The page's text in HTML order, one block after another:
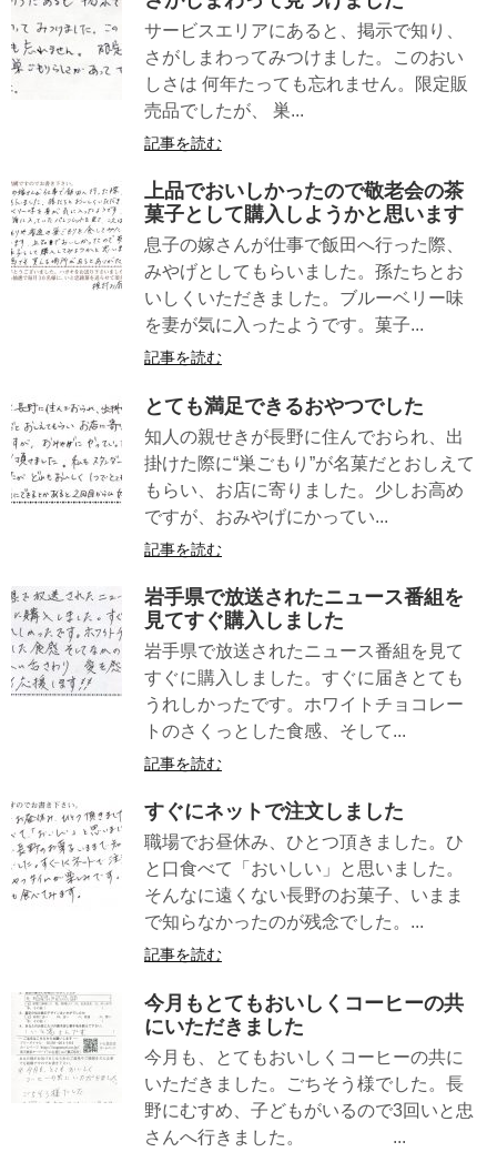
サービスエリアにあると、掲示で知り、
さがしまわってみつけました。このおい
しさは 何年たっても忘れません。限定販
売品でしたが、 巣...
記事を読む
上品でおいしかったので敬老会の茶
菓子として購入しようかと思います
息子の嫁さんが仕事で飯田へ行った際、
みやげとしてもらいました。孫たちとお
いしくいただきました。ブルーベリー味
を妻が気に入ったようです。菓子...
記事を読む
とても満足できるおやつでした
知人の親せきが長野に住んでおられ、出
掛けた際に“巣ごもり”が名菓だとおしえて
もらい、お店に寄りました。少しお高め
ですが、おみやげにかってい...
記事を読む
岩手県で放送されたニュース番組を
見てすぐ購入しました
岩手県で放送されたニュース番組を見て
すぐに購入しました。すぐに届きとても
うれしかったです。ホワイトチョコレー
トのさくっとした食感、そして...
記事を読む
すぐにネットで注文しました
職場でお昼休み、ひとつ頂きました。ひ
と口食べて「おいしい」と思いました。
そんなに遠くない長野のお菓子、いまま
で知らなかったのが残念でした。...
記事を読む
今月もとてもおいしくコーヒーの共
にいただきました
今月も、とてもおいしくコーヒーの共に
いただきました。ごちそう様でした。長
野にむすめ、子どもがいるので3回いと忠
さんへ行きました。 ...